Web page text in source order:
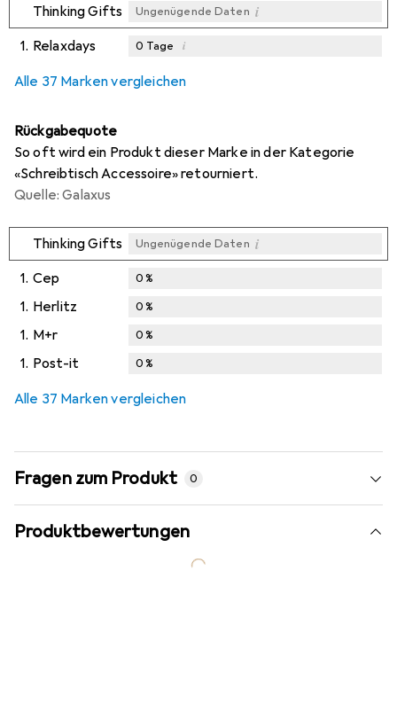
Thinking Gifts Ungenügende Daten i
1. Relaxdays 0 Tage i
Alle 37 Marken vergleichen
Rückgabequote
So oft wird ein Produkt dieser Marke in der Kategorie
«Schreibtisch Accessoire» retourniert.
Quelle: Galaxus
Thinking Gifts Ungenügende Daten i
1. Cep 0%
1. Herlitz 0%
1. M+r 0%
1. Post-it 0%
Alle 37 Marken vergleichen
Fragen zum Produkt 0
Produktbewertungen